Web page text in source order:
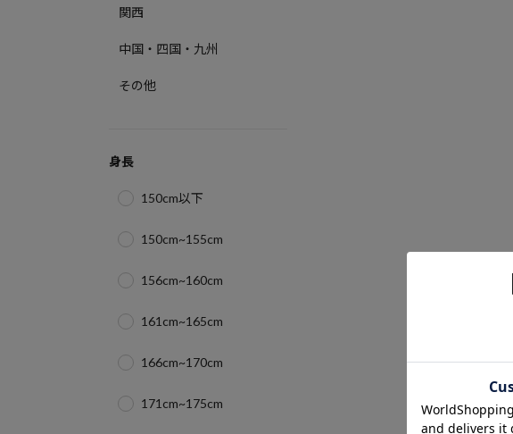
関西
中国・四国・九州
その他
身長
150cm以下
150cm~155cm
156cm~160cm
161cm~165cm
166cm~170cm
171cm~175cm